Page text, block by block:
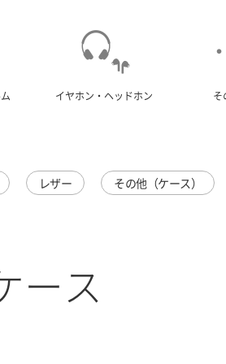
イヤホン・ヘッドホン そ
レザー その他（ケース）
ース